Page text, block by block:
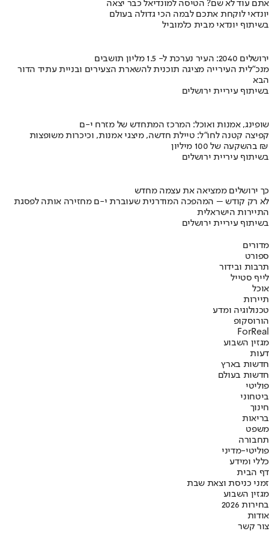
אתם עוד לא שם? הטיסה למונדיאל כבר יצאה
יונדאי לוקחת אתכם לבמה הכי גדולה בעולם
בשיתוף יונדאי מבית כלמוביל
ירושלים 2040: העיר נערכת ל- 1.5 מליון תושבים
מנכ"לית העירייה מציגה תוכנית להשארת הצעירים ובניית עתיד הדור
הבא
בשיתוף עיריית ירושלים
שופינג, אמנות ואוכל: המרכז המתחדש של מזרח י-ם
קפיצה קטנה לחו"ל: טיילת חדשה, מיצגי אמנות, וכיכרות משופצות
בהשקעה של 100 מיליון ₪
בשיתוף עיריית ירושלים
כך ירושלים ממציאה את עצמה מחדש
לא רק קודש – המהפכה המודרנית שעוברת י-ם מחזירה אותה לפסגת
התיירות הישראלית
בשיתוף עיריית ירושלים
מדורים
ספורט
תרבות ובידור
לייף סטייל
אוכל
תיירות
טכנולוגיה ומדע
הורוסקופ
ForReal
מגזין השבוע
דעות
חדשות בארץ
חדשות בעולם
פוליטי
ביטחוני
חינוך
בריאות
משפט
תחבורה
פוליטי-מדיני
כללי ומידע
דף הבית
זמני כניסת וצאת שבת
מגזין השבוע
בחירות 2026
אודות
צור קשר